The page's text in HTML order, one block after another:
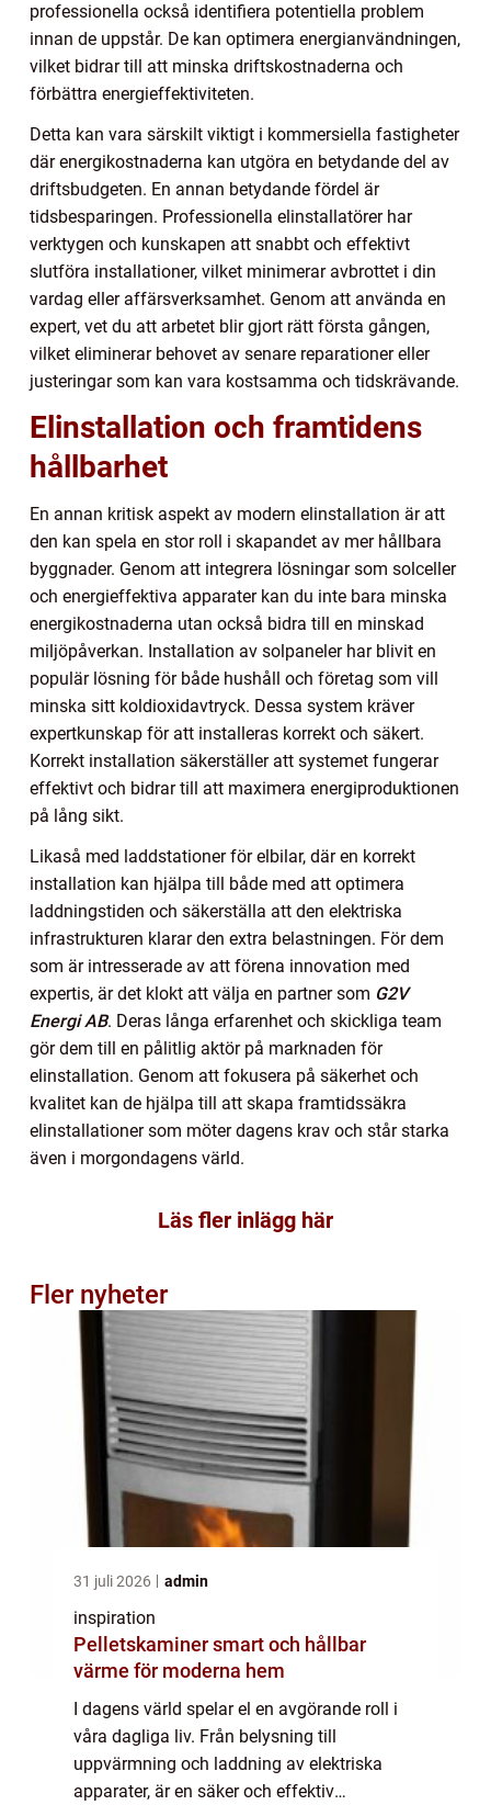
professionella också identifiera potentiella problem
innan de uppstår. De kan optimera energianvändningen,
vilket bidrar till att minska driftskostnaderna och
förbättra energieffektiviteten.
Detta kan vara särskilt viktigt i kommersiella fastigheter
där energikostnaderna kan utgöra en betydande del av
driftsbudgeten. En annan betydande fördel är
tidsbesparingen. Professionella elinstallatörer har
verktygen och kunskapen att snabbt och effektivt
slutföra installationer, vilket minimerar avbrottet i din
vardag eller affärsverksamhet. Genom att använda en
expert, vet du att arbetet blir gjort rätt första gången,
vilket eliminerar behovet av senare reparationer eller
justeringar som kan vara kostsamma och tidskrävande.
Elinstallation och framtidens
hållbarhet
En annan kritisk aspekt av modern elinstallation är att
den kan spela en stor roll i skapandet av mer hållbara
byggnader. Genom att integrera lösningar som solceller
och energieffektiva apparater kan du inte bara minska
energikostnaderna utan också bidra till en minskad
miljöpåverkan. Installation av solpaneler har blivit en
populär lösning för både hushåll och företag som vill
minska sitt koldioxidavtryck. Dessa system kräver
expertkunskap för att installeras korrekt och säkert.
Korrekt installation säkerställer att systemet fungerar
effektivt och bidrar till att maximera energiproduktionen
på lång sikt.
Likaså med laddstationer för elbilar, där en korrekt
installation kan hjälpa till både med att optimera
laddningstiden och säkerställa att den elektriska
infrastrukturen klarar den extra belastningen. För dem
som är intresserade av att förena innovation med
expertis, är det klokt att välja en partner som G2V
Energi AB. Deras långa erfarenhet och skickliga team
gör dem till en pålitlig aktör på marknaden för
elinstallation. Genom att fokusera på säkerhet och
kvalitet kan de hjälpa till att skapa framtidssäkra
elinstallationer som möter dagens krav och står starka
även i morgondagens värld.
Läs fler inlägg här
Fler nyheter
31 juli 2026 admin
inspiration
Pelletskaminer smart och hållbar
värme för moderna hem
I dagens värld spelar el en avgörande roll i
våra dagliga liv. Från belysning till
uppvärmning och laddning av elektriska
apparater, är en säker och effektiv